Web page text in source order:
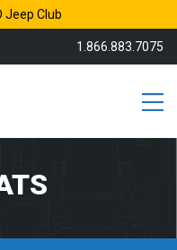
Jeep Club
1.866.883.7075